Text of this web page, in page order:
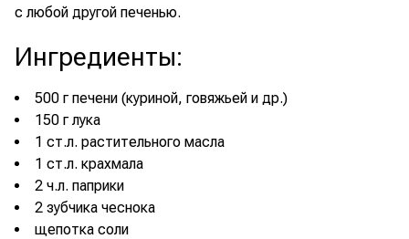
с любой другой печенью.
Ингредиенты:
500 г печени (куриной, говяжьей и др.)
150 г лука
1 ст.л. растительного масла
1 ст.л. крахмала
2 ч.л. паприки
2 зубчика чеснока
щепотка соли